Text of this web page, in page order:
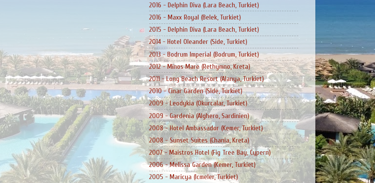
2016 - Delphin Diva (Lara Beach, Turkiet)
2016 - Maxx Royal (Belek, Turkiet)
2015 - Delphin Diva (Lara Beach, Turkiet)
2014 - Hotel Oleander (Side, Turkiet)
2013 - Bodrum Imperial (Bodrum, Turkiet)
2012 - Minos Mare (Rethymno, Kreta)
2011 - Long Beach Resort (Alanya, Turkiet)
2010 - Cinar Garden (Side, Turkiet)
2009 - Leodykia (Okurcalar, Turkiet)
2009 - Gardenia (Alghero, Sardinien)
2008 - Hotel Ambassador (Kemer, Turkiet)
2008 - Sunset Suites (Chania, Kreta)
2007 - Maistros Hotel (Fig Tree Bay, Cypern)
2006 - Melissa Garden (Kemer, Turkiet)
2005 - Maricya (Icmeler, Turkiet)